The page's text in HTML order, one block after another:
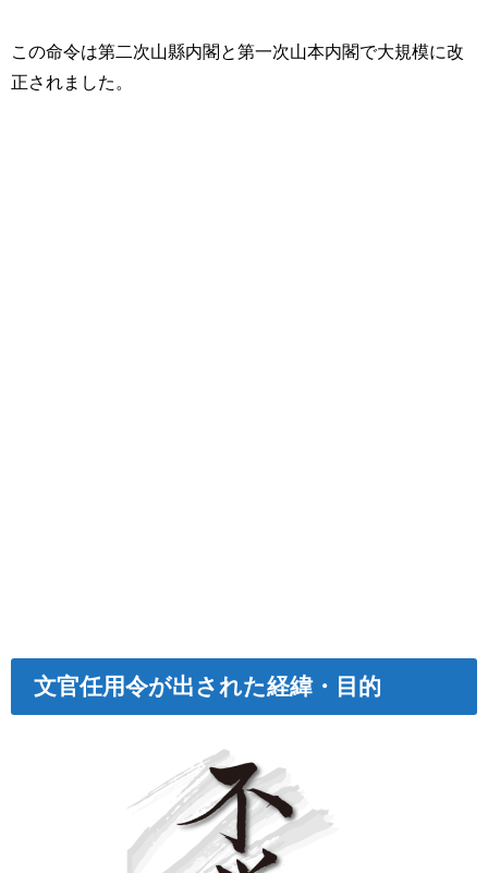
この命令は第二次山縣内閣と第一次山本内閣で大規模に改
正されました。
文官任用令が出された経緯・目的